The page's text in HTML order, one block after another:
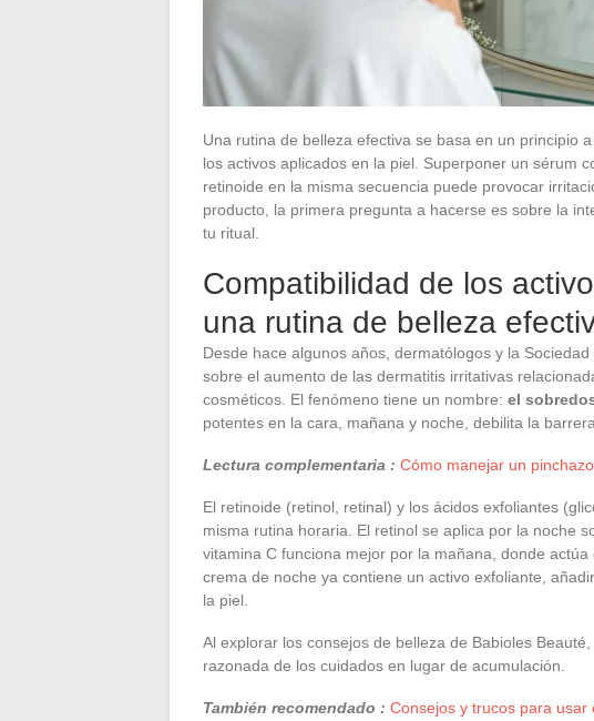
Una rutina de belleza efectiva se basa en un principio
los activos aplicados en la piel. Superponer un sérum
retinoide en la misma secuencia puede provocar
producto, la primera pregunta a hacerse es sobre la
tu ritual.
Compatibilidad de los
una rutina de belleza
Desde hace algunos años, dermatólogos y la
sobre el aumento de las dermatitis irritativas
cosméticos. El fenómeno tiene un nombre: el
potentes en la cara, mañana y noche, debilita la
Lectura complementaria : Cómo manejar un
El retinoide (retinol, retinal) y los ácidos exfoliantes
misma rutina horaria. El retinol se aplica por la noche
vitamina C funciona mejor por la mañana, donde
crema de noche ya contiene un activo exfoliante,
la piel.
Al explorar los consejos de belleza de Babioles
razonada de los cuidados en lugar de acumulación.
También recomendado : Consejos y trucos para